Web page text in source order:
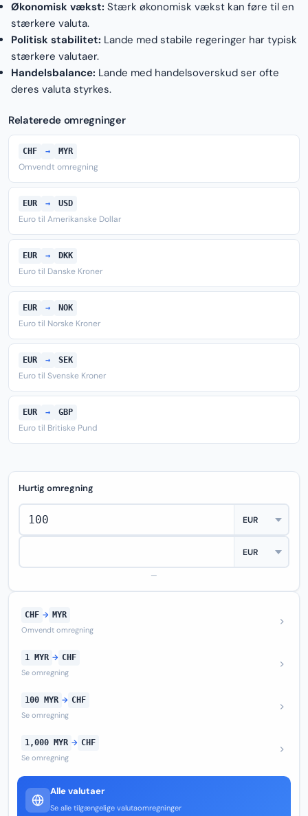
Økonomisk vækst: Stærk økonomisk vækst kan føre til en
stærkere valuta.
Politisk stabilitet: Lande med stabile regeringer har typisk
stærkere valutaer.
Handelsbalance: Lande med handelsoverskud ser ofte
deres valuta styrkes.
Relaterede omregninger
CHF → MYR
Omvendt omregning
EUR → USD
Euro til Amerikanske Dollar
EUR → DKK
Euro til Danske Kroner
EUR → NOK
Euro til Norske Kroner
EUR → SEK
Euro til Svenske Kroner
EUR → GBP
Euro til Britiske Pund
Hurtig omregning
—
CHF → MYR
Omvendt omregning
1 MYR → CHF
Se omregning
100 MYR → CHF
Se omregning
1,000 MYR → CHF
Se omregning
Alle valutaer
Se alle tilgængelige valutaomregninger